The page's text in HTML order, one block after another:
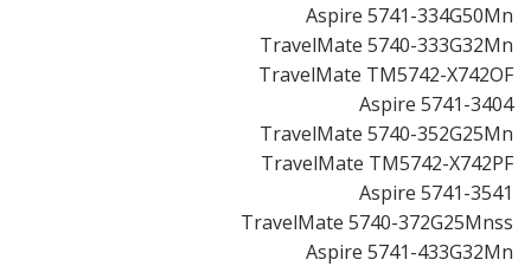
Aspire 5741-334G50Mn
TravelMate 5740-333G32Mn
TravelMate TM5742-X742OF
Aspire 5741-3404
TravelMate 5740-352G25Mn
TravelMate TM5742-X742PF
Aspire 5741-3541
TravelMate 5740-372G25Mnss
Aspire 5741-433G32Mn